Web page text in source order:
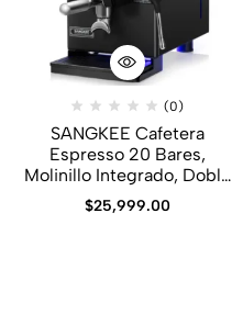
(0)
SANGKEE Cafetera
Espresso 20 Bares,
Molinillo Integrado, Doble
Caldera PID
$25,999.00